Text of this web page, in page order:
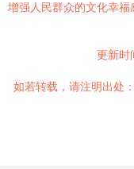
增强人民群众的文化幸福
更新时
如若转载，请注明出处